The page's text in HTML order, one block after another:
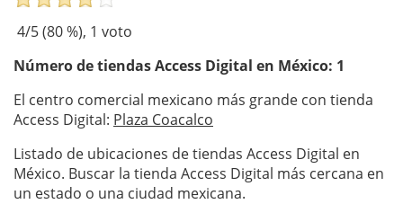
4/5 (80%), 1 voto
Número de tiendasAccess Digital en México: 1
El centro comercial mexicano más grande con tienda
Access Digital: Plaza Coacalco
Listado de ubicaciones de tiendas Access Digital en
México. Buscar la tienda Access Digital más cercana en
un estado o una ciudad mexicana.